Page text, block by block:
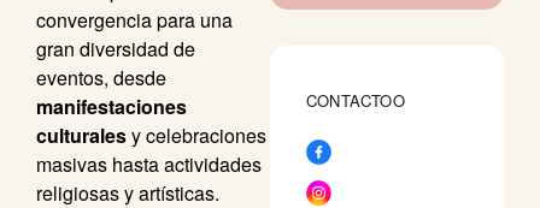
convergencia para una
gran diversidad de
eventos, desde
manifestaciones
culturalesy celebraciones
masivas hasta actividades
religiosas y artísticas.
CONTACTOO